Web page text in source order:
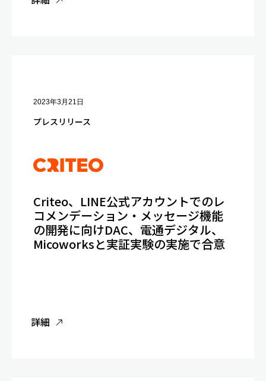
2023年3月21日
プレスリリース
Criteo、LINE公式アカウントでのレ
コメンデーション・メッセージ機能
の開発に向けDAC、電通デジタル、
Micoworksと実証実験の実施で合意
詳細